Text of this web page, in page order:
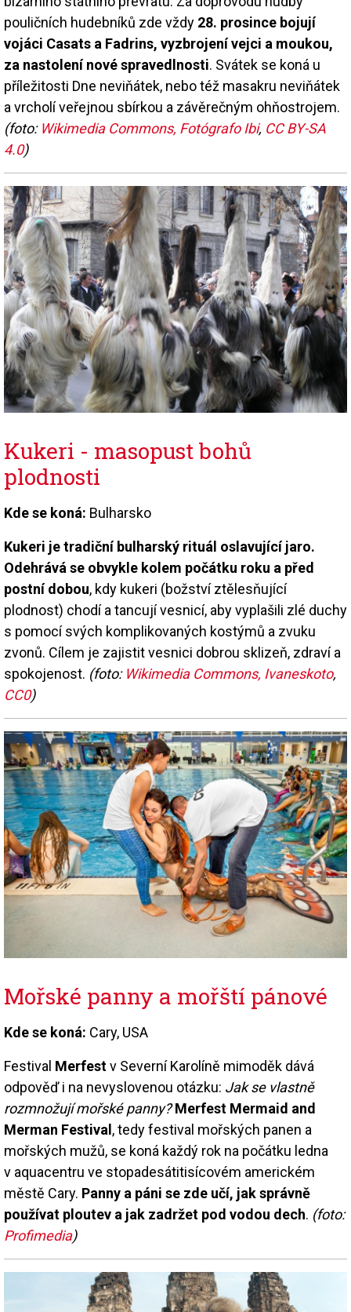
pouličních hudebníků zde vždy 28. prosince bojují
vojáci Casats a Fadrins, vyzbrojení vejci a moukou,
za nastolení nové spravedlnosti. Svátek se koná u
příležitosti Dne neviňátek, nebo též masakru neviňátek
a vrcholí veřejnou sbírkou a závěrečným ohňostrojem.
(foto: Wikimedia Commons, Fotógrafo Ibi, CC BY-SA
4.0)
Kukeri - masopust bohů
plodnosti
Kde se koná: Bulharsko
Kukeri je tradiční bulharský rituál oslavující jaro.
Odehrává se obvykle kolem počátku roku a před
postní dobou, kdy kukeri (božství ztělesňující
plodnost) chodí a tancují vesnicí, aby vyplašili zlé duchy
s pomocí svých komplikovaných kostýmů a zvuku
zvonů. Cílem je zajistit vesnici dobrou sklizeň, zdraví a
spokojenost. (foto: Wikimedia Commons, Ivaneskoto,
CC0)
Mořské panny a mořští pánové
Kde se koná: Cary, USA
Festival Merfestv Severní Karolíně mimoděk dává
odpověď i na nevyslovenou otázku: Jak se vlastně
rozmnožují mořské panny? Merfest Mermaid and
Merman Festival, tedy festival mořských panen a
mořských mužů, se koná každý rok na počátku ledna
v aquacentru ve stopadesátitisícovém americkém
městě Cary. Panny a páni se zde učí, jak správně
používat ploutev a jak zadržet pod vodou dech. (foto:
Profimedia)